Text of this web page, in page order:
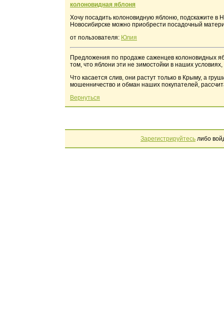
колоновидная яблоня
Хочу посадить колоновидную яблоню, подскажите в
Новосибирске можно приобрести посадочный
от пользователя: Юлия
Предложения по продаже саженцев колоновидных
том, что яблони эти не зимостойки в наших
Что касается слив, они растут только в Крыму, а
мошенничество и обман наших покупателей,
Вернуться
Зарегистрируйтесь либо